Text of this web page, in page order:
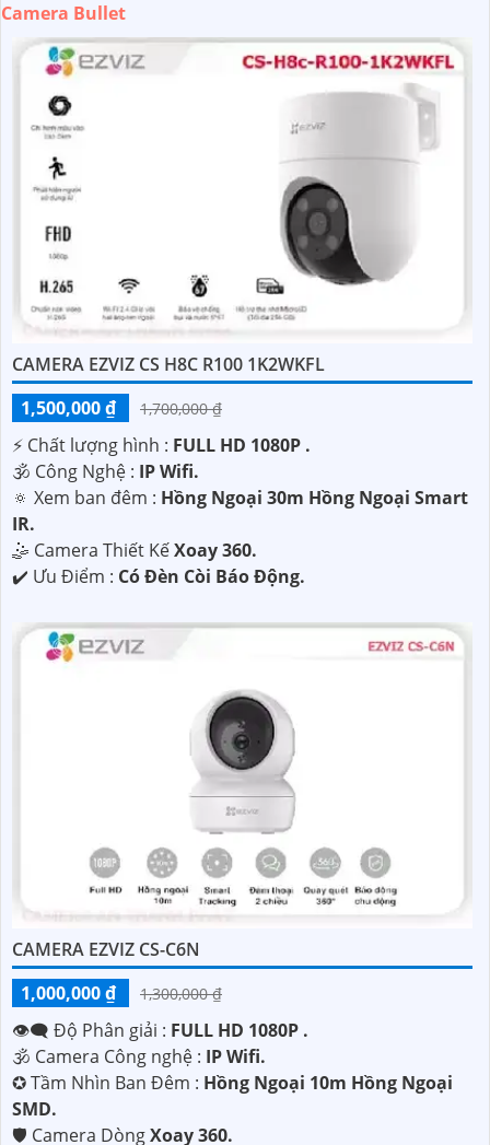
'Camera Bullet
CAMERA EZVIZ CS H8C R100 1K2WKFL
1,500,000 ₫
1,700,000 ₫
️⚡ Chất lượng hình : FULL HD 1080P .
🕉️ Công Nghệ : IP Wifi.
🔅 Xem ban đêm : Hồng Ngoại 30m Hồng Ngoại Smart
IR.
🤹 Camera Thiết KếXoay 360.
️✔️ Ưu Điểm : Có Đèn Còi Báo Động.
CAMERA EZVIZ CS-C6N
1,000,000 ₫
1,300,000 ₫
👁️‍🗨 Độ Phân giải : FULL HD 1080P .
🕉️ Camera Công nghệ : IP Wifi.
✪ Tầm Nhìn Ban Đêm : Hồng Ngoại 10m Hồng Ngoại
SMD.
🛡 Camera DòngXoay 360.